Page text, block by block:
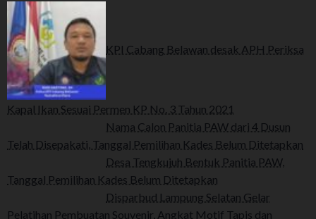
KPI Cabang Belawan desak APH Periksa
Kapal Ikan Sesuai Permen KP No. 3 Tahun 2021
Nama Calon Panitia PAW dari 4 Dusun
Telah Disepakati, Tanggal Pemilihan Kades Belum Ditetapkan
Desa Tengkujuh Bentuk Panitia PAW,
Tanggal Pemilihan Kades Belum Ditetapkan
Disparbud Lampung Selatan Gelar
Pelatihan Pembuatan Souvenir, Angkat Motif Tapis dan